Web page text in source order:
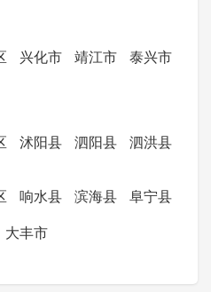
兴化市 靖江市 泰兴市
沭阳县 泗阳县 泗洪县
响水县 滨海县 阜宁县
大丰市